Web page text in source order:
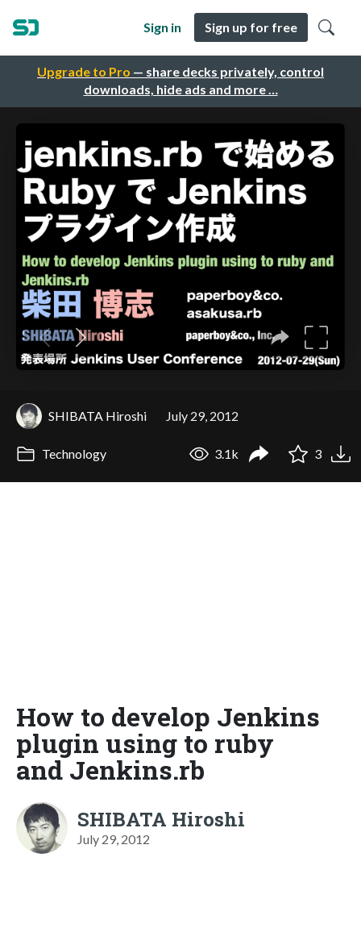
Upgrade to Pro — share decks privately, control
downloads, hide ads and more …
Sign in Sign up for free
SHIBATA Hiroshi July 29, 2012
Technology 3.1k 3
How to develop Jenkins
plugin using to ruby
and Jenkins.rb
SHIBATA Hiroshi
July 29, 2012